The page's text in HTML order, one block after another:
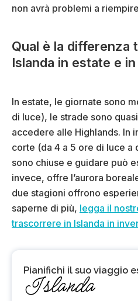
non avrà problemi a
Qual è la differenza
Islanda in estate e
In estate, le giornate sono
di luce), le strade sono
accedere alle Highlands. In
corte (da 4 a 5 ore di luce a
sono chiuse e guidare può
invece, offre l’aurora
due stagioni offrono
saperne di più, legga il
trascorrere in Islanda in
Pianifichi il suo viaggio
Islanda